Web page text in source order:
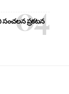
ప్రకటన